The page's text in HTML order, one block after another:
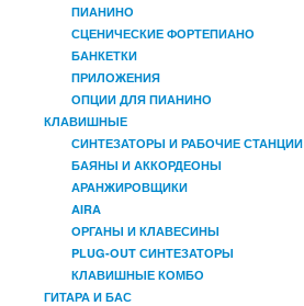
ПИАНИНО
СЦЕНИЧЕСКИЕ ФОРТЕПИАНО
БАНКЕТКИ
ПРИЛОЖЕНИЯ
ОПЦИИ ДЛЯ ПИАНИНО
КЛАВИШНЫЕ
СИНТЕЗАТОРЫ И РАБОЧИЕ СТАНЦИИ
БАЯНЫ И АККОРДЕОНЫ
АРАНЖИРОВЩИКИ
AIRA
OРГАНЫ И КЛАВЕСИНЫ
PLUG-OUT СИНТЕЗАТОРЫ
КЛАВИШНЫЕ КОМБО
ГИТАРА И БАС